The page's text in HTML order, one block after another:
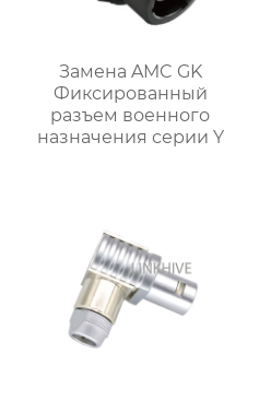
Замена AMC GK
Фиксированный
разъем военного
назначения серии Y